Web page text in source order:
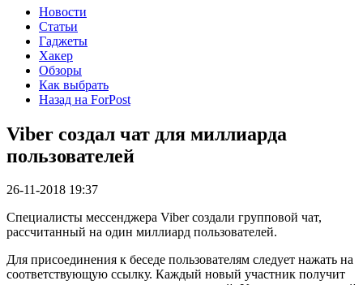
Новости
Статьи
Гаджеты
Хакер
Обзоры
Как выбрать
Назад на ForPost
Viber создал чат для миллиарда
пользователей
26-11-2018 19:37
Специалисты мессенджера Viber создали групповой чат,
рассчитанный на один миллиард пользователей.
Для присоединения к беседе пользователям следует нажать на
соответствующую ссылку. Каждый новый участник получит